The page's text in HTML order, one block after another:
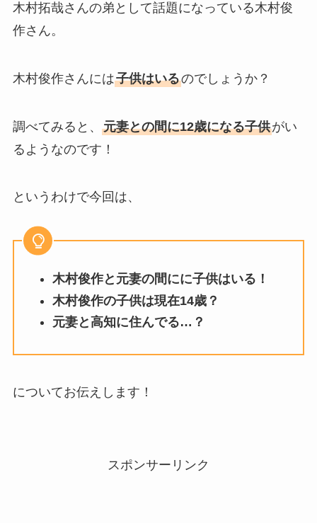
木村拓哉さんの弟として話題になっている木村俊
作さん。
木村俊作さんには子供はいるのでしょうか？
調べてみると、 元妻との間に12歳になる子供がい
るようなのです！
というわけで今回は、
木村俊作と元妻の間にに子供はいる！
木村俊作の子供は現在14歳？
元妻と高知に住んでる…？
についてお伝えします！
スポンサーリンク